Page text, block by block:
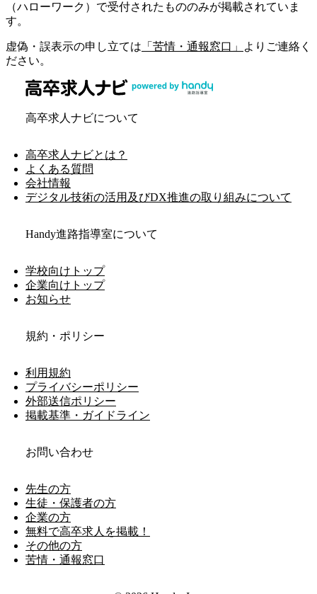
（ハローワーク）で受付されたもののみが掲載されていま
す。
虚偽・誤表示の申し立ては 「苦情・通報窓口」
よりご連絡く
ださい。
高卒求人ナビについて
高卒求人ナビとは？
よくある質問
会社情報
デジタル技術の活用及びDX推進の取り組みについて
Handy進路指導室について
学校向けトップ
企業向けトップ
お知らせ
規約・ポリシー
利用規約
プライバシーポリシー
外部送信ポリシー
掲載基準・ガイドライン
お問い合わせ
先生の方
生徒・保護者の方
企業の方
無料で高卒求人を掲載！
その他の方
苦情・通報窓口